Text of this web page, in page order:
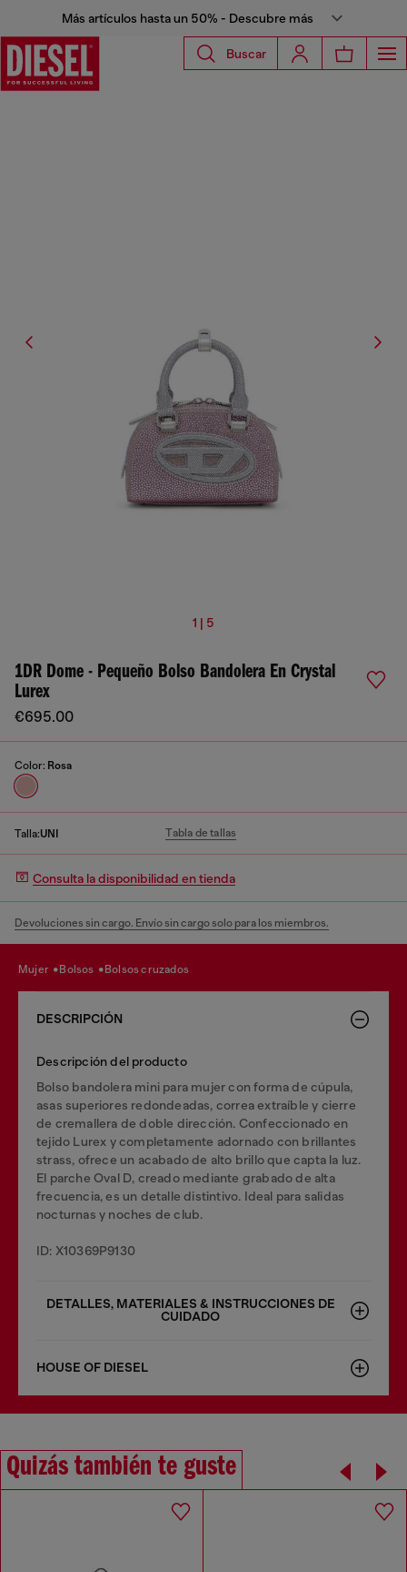
Más artículos hasta un 50% - Descubre más
Buscar
1 | 5
1DR Dome - Pequeño Bolso Bandolera En Crystal
Lurex
€695.00
Color: Rosa
Talla:UNI Tabla de tallas
Consulta la disponibilidad en tienda
Devoluciones sin cargo. Envío sin cargo solo para los miembros.
mujer bolsos bolsos cruzados
DESCRIPCIÓN
Descripción del producto
Bolso bandolera mini para mujer con forma de cúpula,
asas superiores redondeadas, correa extraíble y cierre
de cremallera de doble dirección. Confeccionado en
tejido Lurex y completamente adornado con brillantes
strass, ofrece un acabado de alto brillo que capta la luz.
El parche Oval D, creado mediante grabado de alta
frecuencia, es un detalle distintivo. Ideal para salidas
nocturnas y noches de club.
ID: X10369P9130
DETALLES, MATERIALES & INSTRUCCIONES DE
CUIDADO
HOUSE OF DIESEL
Quizás también te guste